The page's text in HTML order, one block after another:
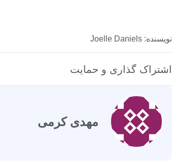
نویسنده: Joelle Daniels
اشتراک گذاری و حمایت
مهدی کرمی